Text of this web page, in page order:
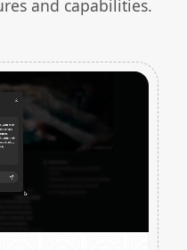
and capabilities.